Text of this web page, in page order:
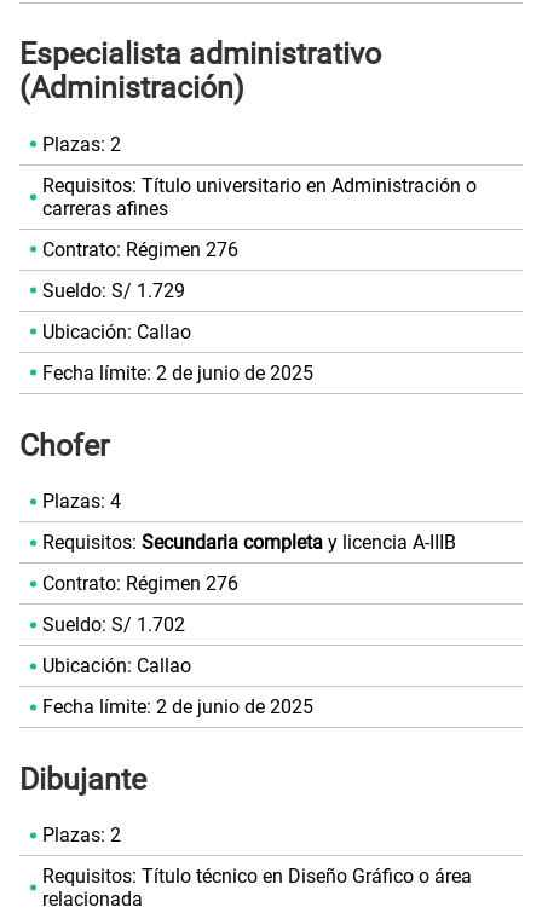
Especialista administrativo
(Administración)
Plazas: 2
Requisitos: Título universitario en Administración o
carreras afines
Contrato: Régimen 276
Sueldo: S/ 1.729
Ubicación: Callao
Fecha límite: 2 de junio de 2025
Chofer
Plazas: 4
Requisitos: Secundaria completay licencia A-IIIB
Contrato: Régimen 276
Sueldo: S/ 1.702
Ubicación: Callao
Fecha límite: 2 de junio de 2025
Dibujante
Plazas: 2
Requisitos: Título técnico en Diseño Gráfico o área
relacionada